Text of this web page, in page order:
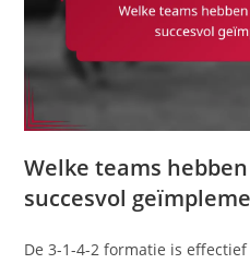
Welke teams
succesvol
De 3-1-4-2 formatie is